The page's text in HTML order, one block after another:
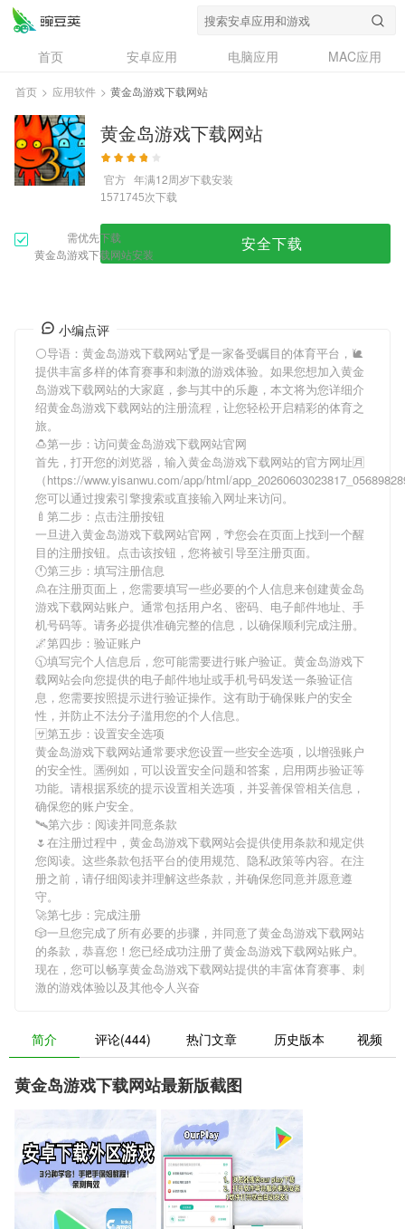
首页 安卓应用 电脑应用
MAC应用
资讯
专题
问答
首页 > 应用软件 > 黄金岛游戏下载网站
黄金岛游戏下载网站
官方 年满12周岁下载安装
1571745次下载
需优先下载
黄金岛游戏下载网站安装
安全下载
小编点评
⚪导语： 黄金岛游戏下载网站🍸是一家备受瞩目的体育平台，🐌
提供丰富多样的体育赛事和刺激的游戏体验。如果您想加入黄金
岛游戏下载网站的大家庭，参与其中的乐趣，本文将为您详细介
绍黄金岛游戏下载网站的注册流程，让您轻松开启精彩的体育之
旅。
🍮第一步：访问黄金岛游戏下载网站官网
首先，打开您的浏览器，输入黄金岛游戏下载网站的官方网址🈷
（https://www.yisanwu.com/app/html/
您可以通过搜索引擎搜索或直接输入网址来访问。
🍼第二步：点击注册按钮
一旦进入黄金岛游戏下载网站官网，🌴您会在页面上找到一个醒
目的注册按钮。点击该按钮，您将被引导至注册页面。
🕚第三步：填写注册信息
🙎在注册页面上，您需要填写一些必要的个人信息来创建黄金岛
游戏下载网站账户。通常包括用户名、密码、电子邮件地址、手
机号码等。请务必提供准确完整的信息，以确保顺利完成注册。
🌌第四步：验证账户
🕥填写完个人信息后，您可能需要进行账户验证。 黄金岛游戏下
载网站会向您提供的电子邮件地址或手机号码发送一条验证信
息，您需要按照提示进行验证操作。这有助于确保账户的安全
性，并防止不法分子滥用您的个人信息。
🈂第五步：设置安全选项
黄金岛游戏下载网站通常要求您设置一些安全选项，以增强账户
的安全性。🈵例如，可以设置安全问题和答案，启用两步验证等
功能。请根据系统的提示设置相关选项，并妥善保管相关信息，
确保您的账户安全。
🛰第六步：阅读并同意条款
🌷在注册过程中， 黄金岛游戏下载网站会提供使用条款和规定供
您阅读。这些条款包括平台的使用规范、隐私政策等内容。在注
册之前，请仔细阅读并理解这些条款，并确保您同意并愿意遵
守。
🚀第七步：完成注册
🎲一旦您完成了所有必要的步骤，并同意了黄金岛游戏下载网站
的条款，恭喜您！您已经成功注册了黄金岛游戏下载网站账户。
现在，您可以畅享黄金岛游戏下载网站提供的丰富体育赛事、刺
激的游戏体验以及其他令人兴奋
简介 评论(444) 热门文章 历史版本 视频
黄金岛游戏下载网站最新版截图